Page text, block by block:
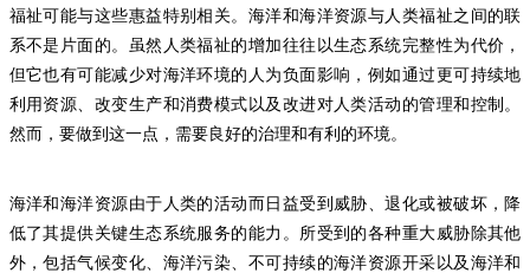
福祉可能与这些惠益特别相关。海洋和海洋资源与人类福祉之间的联
系不是片面的。虽然人类福祉的增加往往以生态系统完整性为代价，
但它也有可能减少对海洋环境的人为负面影响，例如通过更可持续地
利用资源、改变生产和消费模式以及改进对人类活动的管理和控制。
然而，要做到这一点，需要良好的治理和有利的环境。
海洋和海洋资源由于人类的活动而日益受到威胁、退化或被破坏，降
低了其提供关键生态系统服务的能力。所受到的各种重大威胁除其他
外，包括气候变化、海洋污染、不可持续的海洋资源开采以及海洋和